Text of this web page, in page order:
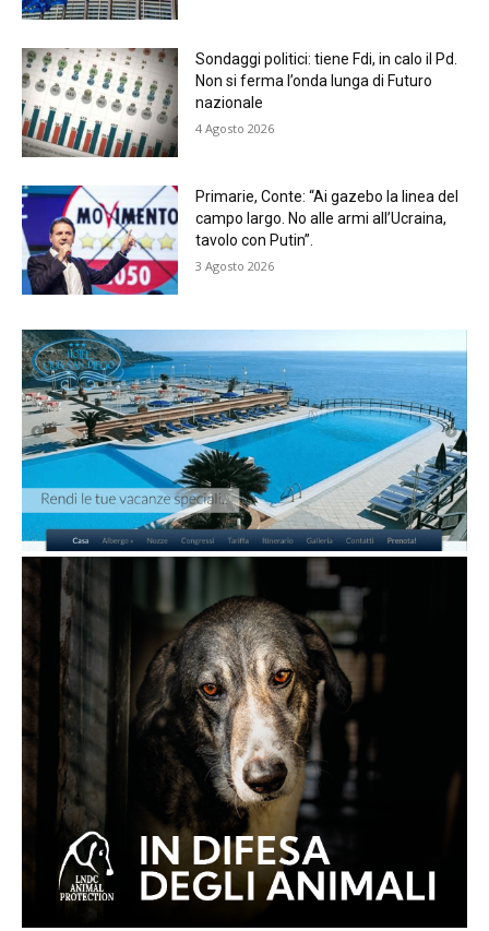
Sondaggi politici: tiene Fdi, in calo il Pd.
Non si ferma l’onda lunga di Futuro
nazionale
4 Agosto 2026
Primarie, Conte: “Ai gazebo la linea del
campo largo. No alle armi all’Ucraina,
tavolo con Putin”.
3 Agosto 2026